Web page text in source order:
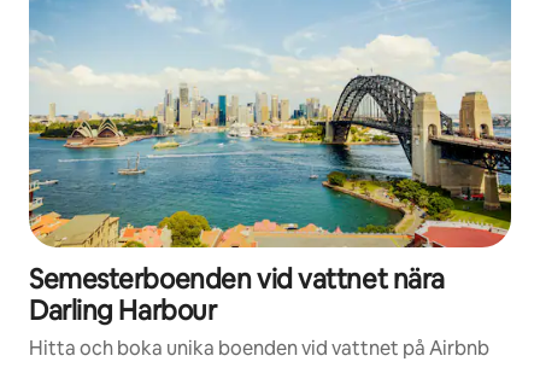
Semesterboenden vid vattnet nära
Darling Harbour
Hitta och boka unika boenden vid vattnet på Airbnb